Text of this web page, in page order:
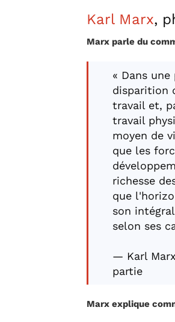
Karl Marx,
Marx parle du
« Dans
disparition
travail et,
travail
moyen de
que les
richesse
que
son
selon ses
— Karl
partie
Marx explique